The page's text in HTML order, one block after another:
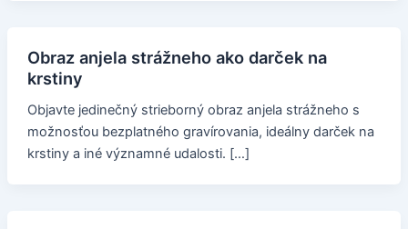
Obraz anjela strážneho ako darček na
krstiny
Objavte jedinečný strieborný obraz anjela strážneho s
možnosťou bezplatného gravírovania, ideálny darček na
krstiny a iné významné udalosti. […]